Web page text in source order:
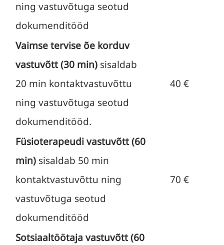
ning vastuvõtuga seotud
dokumenditööd
Vaimse tervise õe korduv
vastuvõtt (30 min) sisaldab
20 min kontaktvastuvõttu
ning vastuvõtuga seotud
dokumenditööd.
40 €
Füsioterapeudi vastuvõtt (60
min)sisaldab 50 min
kontaktvastuvõttu ning
vastuvõtuga seotud
dokumenditööd
70 €
Sotsiaaltöötaja vastuvõtt (60